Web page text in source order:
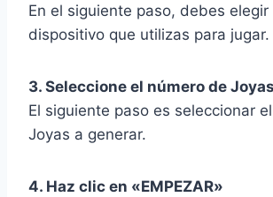
En el siguiente paso, debes
dispositivo que utilizas para jugar.
3. Seleccione el número de Joyas
El siguiente paso es seleccionar
Joyas a generar.
4. Haz clic en «EMPEZAR»